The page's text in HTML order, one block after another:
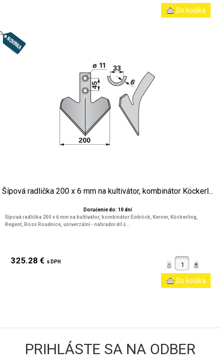
Šípová radlička 200 x 6 mm na kultivátor, kombinátor Köckerl...
Doručenie do: 10 dní
Šípová radlička 200 x 6 mm na kultivátor, kombinátor Einböck, Kerner, Köckerling,
Regent, Ross Roudnice, univerzální - náhradní díl š...
325.28 € s DPH
PRIHLÁSTE SA NA ODBER